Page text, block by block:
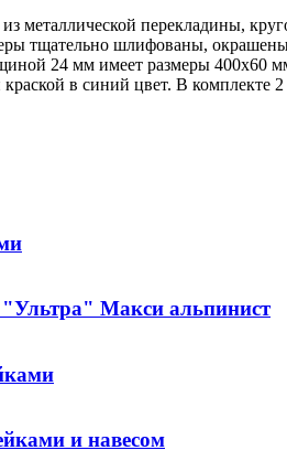
металлической перекладины,
тщательно шлифованы,
24 мм имеет размеры 400х60
в синий цвет. В комплекте
Макси альпинист
и навесом